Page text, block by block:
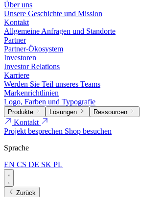
Über uns
Unsere Geschichte und Mission
Kontakt
Allgemeine Anfragen und Standorte
Partner
Partner-Ökosystem
Investoren
Investor Relations
Karriere
Werden Sie Teil unseres Teams
Markenrichtlinien
Logo, Farben und Typografie
Produkte Lösungen Ressourcen
Kontakt
Projekt besprechen Shop besuchen
Sprache
EN CS DE SK PL
Zurück